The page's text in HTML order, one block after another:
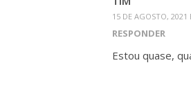
15 DE AGOSTO, 2021
RESPONDER
Estou quase,